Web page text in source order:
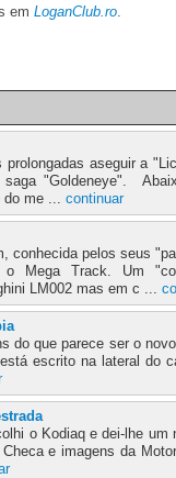
em LoganClub.ro.
aseguir a
"Goldeneye".
me ... continuar
conhecida pelos seus
Mega Track. Um
LM002 mas em c ...
do que parece ser o
escrito na lateral do
o Kodiaq e dei-lhe um
e imagens da